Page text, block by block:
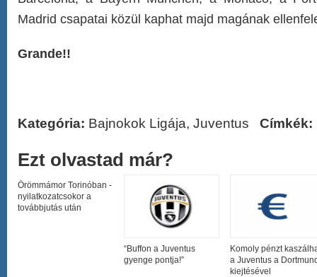
Madrid csapatai közül kaphat majd magának
Grande!!
Kategória: Bajnokok Ligája, Juventus Címkék:
Ezt olvastad már?
Örömmámor Torinóban -
nyilatkozatcsokor a
továbbjutás után
“Buffon a Juventus
gyenge pontja!”
Komoly pénzt
a Juventus a
kiejtésével